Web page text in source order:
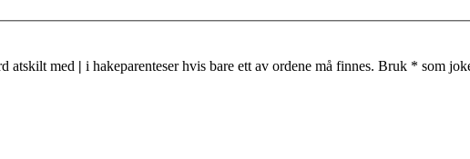
atskilt med | i hakeparenteser hvis bare ett av ordene må finnes. Bruk * som